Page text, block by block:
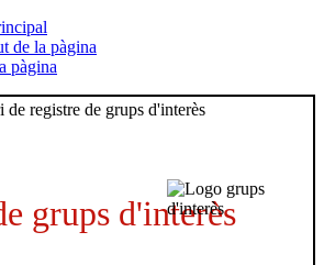
de la pàgina
pàgina
grups d'interès